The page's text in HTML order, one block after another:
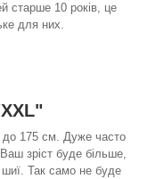
старше 10 років, це
для них.
до 175 см. Дуже часто
зріст буде більше,
Так само не буде